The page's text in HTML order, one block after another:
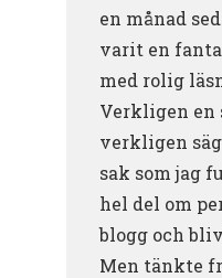
en månad
varit en
med rolig
Verkligen en
verkligen
sak som jag
hel del om
blogg och
Men tänkte